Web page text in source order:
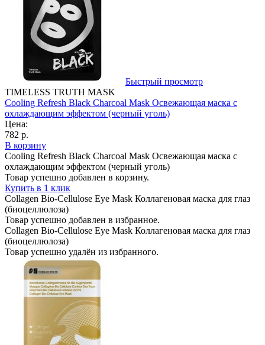
Быстрый просмотр
TIMELESS TRUTH MASK
Cooling Refresh Black Charcoal Mask Освежающая маска с
охлаждающим эффектом (черный уголь)
Цена:
782 р.
В корзину
Cooling Refresh Black Charcoal Mask Освежающая маска с
охлаждающим эффектом (черный уголь)
Товар успешно добавлен в корзину.
Купить в 1 клик
Collagen Bio-Cellulose Eye Mask Коллагеновая маска для глаз
(биоцеллюлоза)
Товар успешно добавлен в избранное.
Collagen Bio-Cellulose Eye Mask Коллагеновая маска для глаз
(биоцеллюлоза)
Товар успешно удалён из избранного.